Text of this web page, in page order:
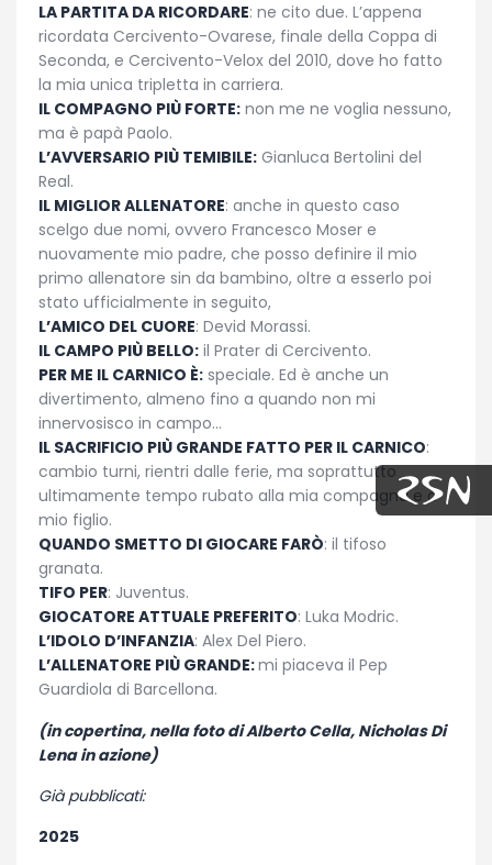
LA PARTITA DA RICORDARE: ne cito due. L’appena
ricordata Cercivento-Ovarese, finale della Coppa di
Seconda, e Cercivento-Velox del 2010, dove ho fatto
la mia unica tripletta in carriera.
IL COMPAGNO PIÙ FORTE: non me ne voglia nessuno,
ma è papà Paolo.
L’AVVERSARIO PIÙ TEMIBILE: Gianluca Bertolini del
Real.
IL MIGLIOR ALLENATORE: anche in questo caso
scelgo due nomi, ovvero Francesco Moser e
nuovamente mio padre, che posso definire il mio
primo allenatore sin da bambino, oltre a esserlo poi
stato ufficialmente in seguito,
L’AMICO DEL CUORE: Devid Morassi.
IL CAMPO PIÙ BELLO: il Prater di Cercivento.
PER ME IL CARNICO È: speciale. Ed è anche un
divertimento, almeno fino a quando non mi
innervosisco in campo…
IL SACRIFICIO PIÙ GRANDE FATTO PER IL CARNICO:
cambio turni, rientri dalle ferie, ma soprattutto
ultimamente tempo rubato alla mia compagna e a
mio figlio.
QUANDO SMETTO DI GIOCARE FARÒ: il tifoso
granata.
TIFO PER: Juventus.
GIOCATORE ATTUALE PREFERITO: Luka Modric.
L’IDOLO D’INFANZIA: Alex Del Piero.
L’ALLENATORE PIÙ GRANDE:mi piaceva il Pep
Guardiola di Barcellona.
(in copertina, nella foto di Alberto Cella, Nicholas Di
Lena in azione)
Già pubblicati:
2025